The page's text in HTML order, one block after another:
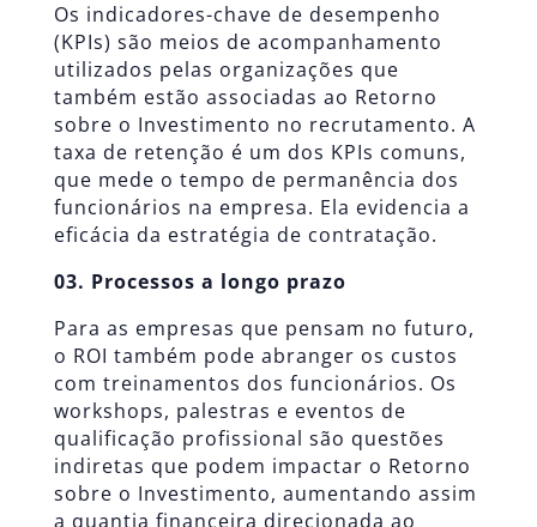
Os indicadores-chave de desempenho
(KPIs) são meios de acompanhamento
utilizados pelas organizações que
também estão associadas ao Retorno
sobre o Investimento no recrutamento. A
taxa de retenção é um dos KPIs comuns,
que mede o tempo de permanência dos
funcionários na empresa. Ela evidencia a
eficácia da estratégia de contratação.
03. Processos a longo prazo
Para as empresas que pensam no futuro,
o ROI também pode abranger os custos
com treinamentos dos funcionários. Os
workshops, palestras e eventos de
qualificação profissional são questões
indiretas que podem impactar o Retorno
sobre o Investimento, aumentando assim
a quantia financeira direcionada ao